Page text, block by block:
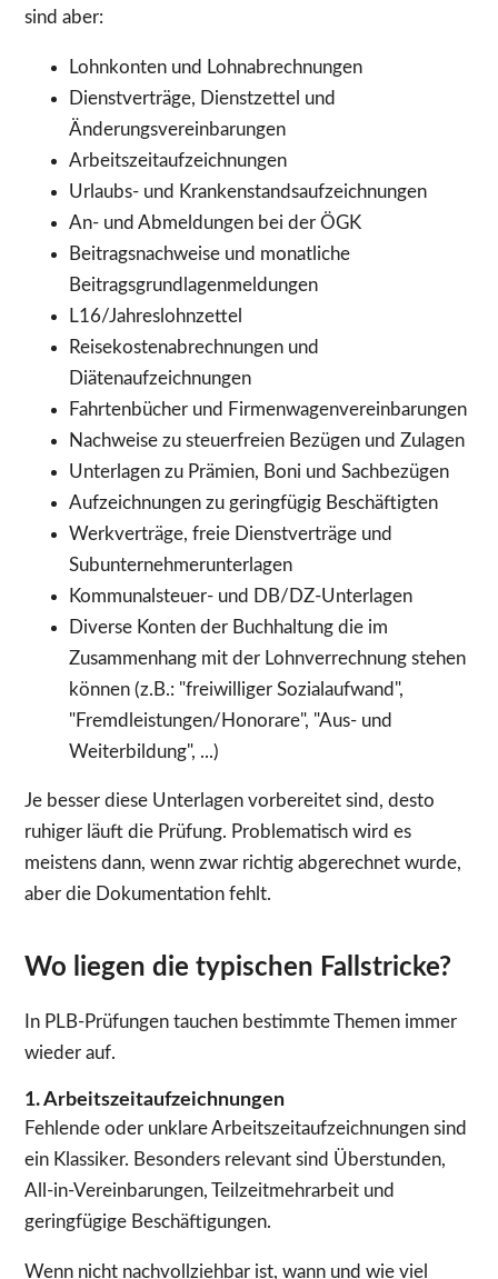
sind aber:
Lohnkonten und Lohnabrechnungen
Dienstverträge, Dienstzettel und
Änderungsvereinbarungen
Arbeitszeitaufzeichnungen
Urlaubs- und Krankenstandsaufzeichnungen
An- und Abmeldungen bei der ÖGK
Beitragsnachweise und monatliche
Beitragsgrundlagenmeldungen
L16/Jahreslohnzettel
Reisekostenabrechnungen und
Diätenaufzeichnungen
Fahrtenbücher und Firmenwagenvereinbarungen
Nachweise zu steuerfreien Bezügen und Zulagen
Unterlagen zu Prämien, Boni und Sachbezügen
Aufzeichnungen zu geringfügig Beschäftigten
Werkverträge, freie Dienstverträge und
Subunternehmerunterlagen
Kommunalsteuer- und DB/DZ-Unterlagen
Diverse Konten der Buchhaltung die im
Zusammenhang mit der Lohnverrechnung stehen
können (z.B.: "freiwilliger Sozialaufwand",
"Fremdleistungen/Honorare", "Aus- und
Weiterbildung", ...)
Je besser diese Unterlagen vorbereitet sind, desto
ruhiger läuft die Prüfung. Problematisch wird es
meistens dann, wenn zwar richtig abgerechnet wurde,
aber die Dokumentation fehlt.
Wo liegen die typischen Fallstricke?
In PLB-Prüfungen tauchen bestimmte Themen immer
wieder auf.
1. Arbeitszeitaufzeichnungen
Fehlende oder unklare Arbeitszeitaufzeichnungen sind
ein Klassiker. Besonders relevant sind Überstunden,
All-in-Vereinbarungen, Teilzeitmehrarbeit und
geringfügige Beschäftigungen.
Wenn nicht nachvollziehbar ist, wann und wie viel